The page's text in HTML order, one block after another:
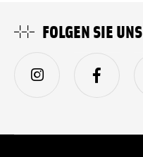
FOLGEN SIE UNS